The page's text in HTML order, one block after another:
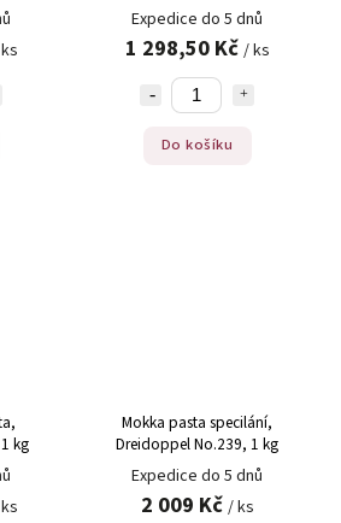
Expedice do 5 dnů
1 298,50 Kč / ks
Do košíku
kg
Mokka pasta specilání,
Dreidoppel No.239, 1 kg
Expedice do 5 dnů
2 009 Kč / ks